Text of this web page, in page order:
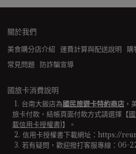
關於我們
美食購分店介紹 運費計算與配送說明 購
常見問題
防詐騙宣導
國旅卡消費說明
台南大飯店為國民旅遊卡特約商店 ，
旅卡付款，結帳頁面付款方式請選擇【
載信用卡授權書)】。
信用卡授權書下載網址：https://
若有疑問，歡迎撥打客服專線：06-